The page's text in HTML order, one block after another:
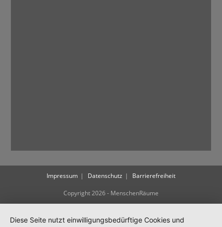
Impressum Datenschutz Barrierefreiheit
Copyright 2026 - MenschenRäume
Diese Seite nutzt einwilligungsbedürftige Cookies und